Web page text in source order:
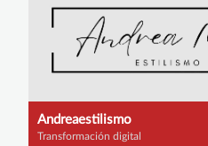
Andreaestilismo
Transformación digital